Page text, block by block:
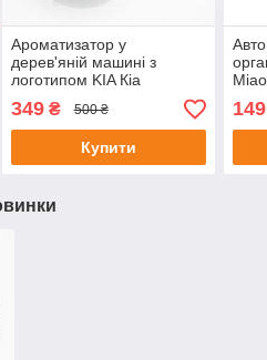
Ароматизатор у
дерев'яній машині з
логотипом KIA Кіа
349₴ 500 ₴
Купити
149